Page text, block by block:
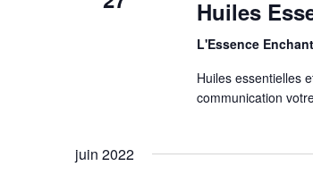
Huiles
L'Essence
Huiles essentielles
communication
juin 2022